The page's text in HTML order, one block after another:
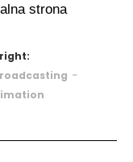
strona
-